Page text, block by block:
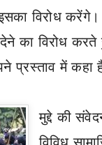
विरोध
का विरोध करते
प्रस्ताव में कहा
मुद्दे की